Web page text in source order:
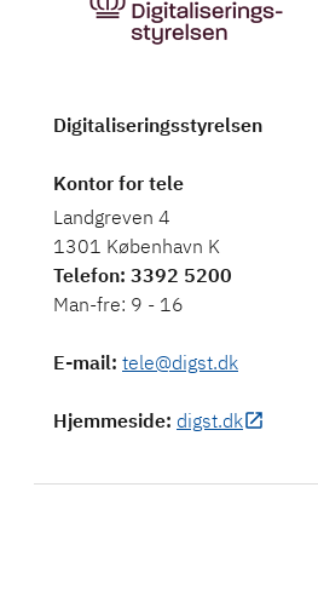
Digitaliseringsstyrelsen
Kontor for tele
Landgreven 4
1301 København K
Telefon: 3392 5200
Man-fre: 9 - 16
E-mail: tele@digst.dk
Hjemmeside: digst.dk